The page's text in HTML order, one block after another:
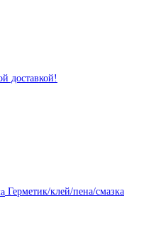
Герметик/клей/пена/смазка